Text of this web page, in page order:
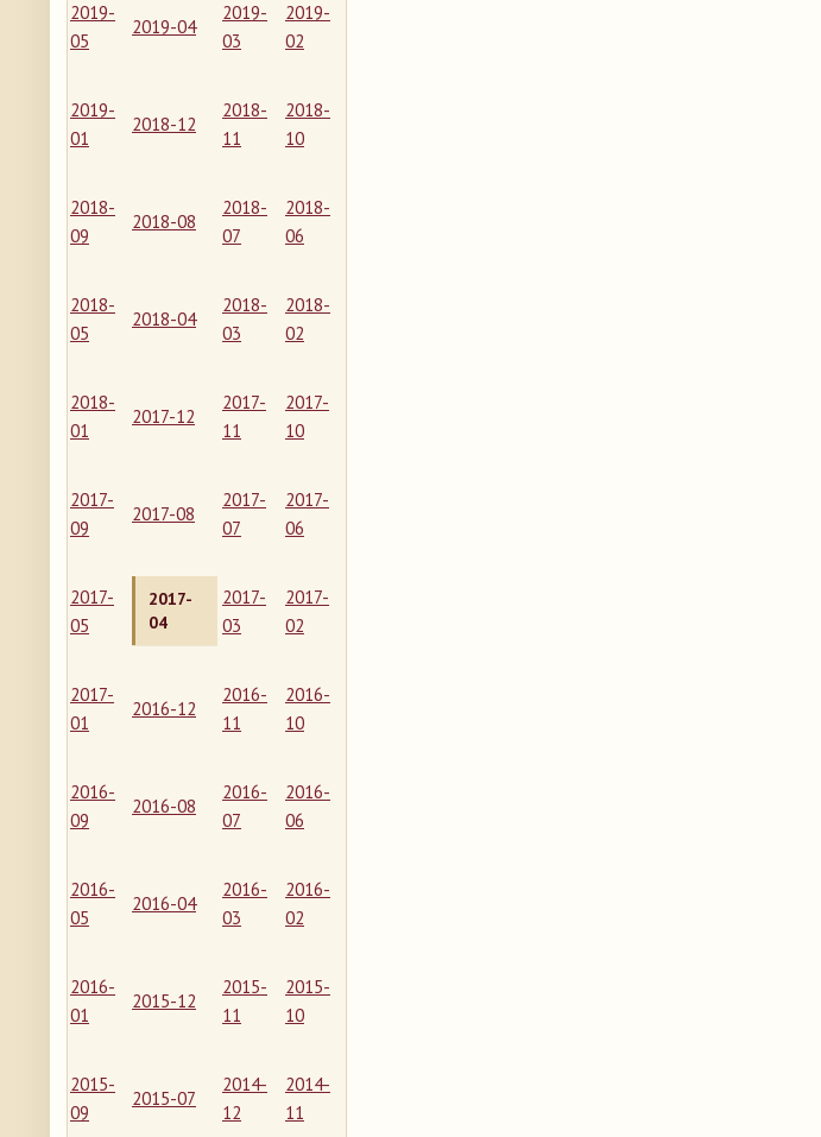
2019-
05
2019-04
2019-
03
2019-
02
2019-
01
2018-12
2018-
11
2018-
10
2018-
09
2018-08
2018-
07
2018-
06
2018-
05
2018-04
2018-
03
2018-
02
2018-
01
2017-12
2017-
11
2017-
10
2017-
09
2017-08
2017-
07
2017-
06
2017-
05
2017-
04
2017-
03
2017-
02
2017-
01
2016-12
2016-
11
2016-
10
2016-
09
2016-08
2016-
07
2016-
06
2016-
05
2016-04
2016-
03
2016-
02
2016-
01
2015-12
2015-
11
2015-
10
2015-
09
2015-07
2014-
12
2014-
11